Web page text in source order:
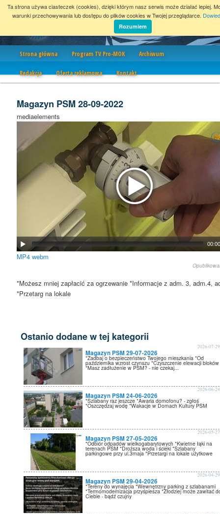
Strona główna Program TV Pro-MOK Archiwum
Redakcja Oferta reklamowa Kontakt
Magazyn PSM 28-09-2022
mediaelements
MP4 webm
*Możesz mniej zapłacić za ogrzewanie *Informacje z adm. 3, adm.4,
*Przetarg na lokale
Ostanio dodane w tej kategorii
Magazyn PSM 29-07-2026
2026-07-29
*Zadbaj o bezpieczeństwo Twojego mieszkania *Od
października wzrost czynszu *Czyszczenie elewacji bloków
*Masz zadłużenie w PSM? - nie czekaj...
Magazyn PSM 24-06-2026
2026-06-24
*Szlabany raz jeszcze *Awaria domofonu? - zgłoś
*Oszczędzaj wodę *Wakacje w Domach Kultury PSM
Magazyn PSM 27-05-2026
2026-05-27
*Odbiór odpadów wielkogabarytowych *Kwietne łąki na
terenach PSM *Droższa woda i ścieki *Szlabany
parkingowe przy ul.3maja *Przetargi na lokale użytkowe
Magazyn PSM 29-04-2026
2026-04-29
*Tereny do wynajęcia *Wewnętrzny parking z szlabanami
*Termomodernizacja przyśpiesza *Złodziej może zawitać
Ciebie - bądź czujny
Ta strona używa ciasteczek (cookies), dzięki którym nasz serwis może działać lepiej.
warunki przechowywania lub dostępu do plików cookies w Twojej przeglądarce.
Rozumiem